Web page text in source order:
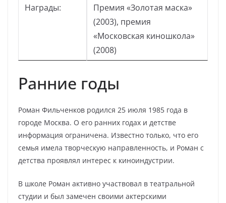
Награды:
Премия «Золотая маска»
(2003), премия
«Московская киношкола»
(2008)
Ранние годы
Роман Фильченков родился 25 июля 1985 года в
городе Москва. О его ранних годах и детстве
информация ограничена. Известно только, что его
семья имела творческую направленность, и Роман с
детства проявлял интерес к киноиндустрии.
В школе Роман активно участвовал в театральной
студии и был замечен своими актерскими